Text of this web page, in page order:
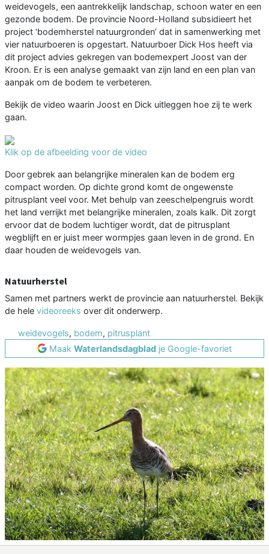
weidevogels, een aantrekkelijk landschap, schoon water en een
gezonde bodem. De provincie Noord-Holland subsidieert het
project ‘bodemherstel natuurgronden’ dat in samenwerking met
vier natuurboeren is opgestart. Natuurboer Dick Hos heeft via
dit project advies gekregen van bodemexpert Joost van der
Kroon. Er is een analyse gemaakt van zijn land en een plan van
aanpak om de bodem te verbeteren.
Bekijk de video waarin Joost en Dick uitleggen hoe zij te werk
gaan.
Klik op de afbeelding voor de video
Door gebrek aan belangrijke mineralen kan de bodem erg
compact worden. Op dichte grond komt de ongewenste
pitrusplant veel voor. Met behulp van zeeschelpengruis wordt
het land verrijkt met belangrijke mineralen, zoals kalk. Dit zorgt
ervoor dat de bodem luchtiger wordt, dat de pitrusplant
wegblijft en er juist meer wormpjes gaan leven in de grond. En
daar houden de weidevogels van.
Natuurherstel
Samen met partners werkt de provincie aan natuurherstel. Bekijk
de hele videoreeks over dit onderwerp.
weidevogels, bodem, pitrusplant
Maak Waterlandsdagblad je Google-favoriet